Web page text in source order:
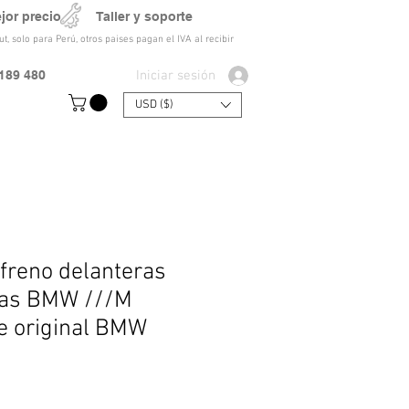
solo para Perú, otros paises pagan el IVA al recibir
Iniciar sesión
480
USD ($)
precio Taller y soporte
delanteras
BMW ///M
original BMW